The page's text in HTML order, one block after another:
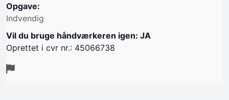
Opgave:
Indvendig
Vil du bruge håndværkeren igen: JA
Oprettet i cvr nr.: 45066738